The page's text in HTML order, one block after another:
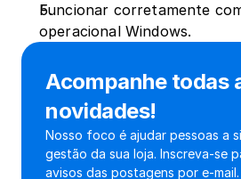
Funcionar corretamente
operacional Windows.
Acompanhe todas
novidades!
Nosso foco é ajudar pessoas a
gestão da sua loja. Inscreva-se
avisos das postagens por e-mail.